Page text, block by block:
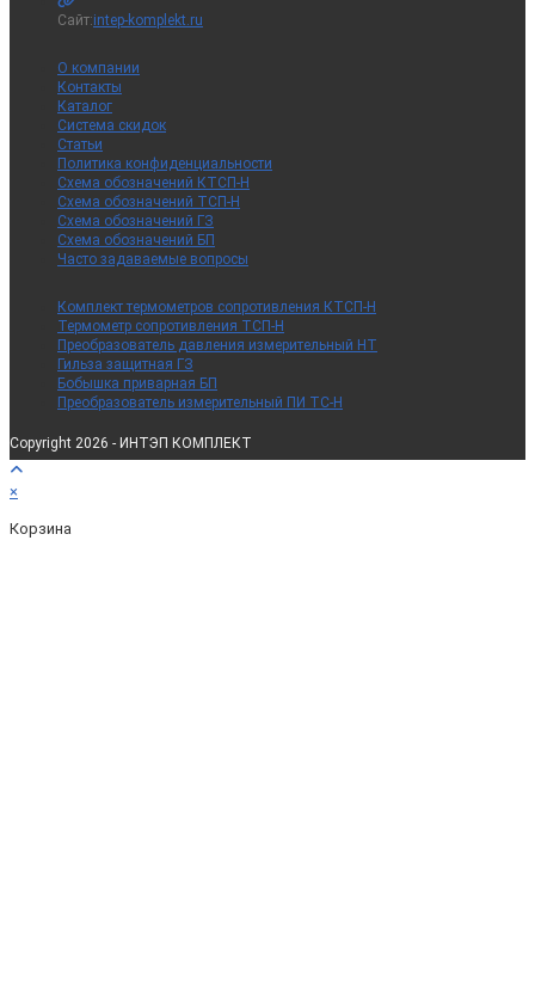
Сайт:intep-komplekt.ru
О компании
Контакты
Каталог
Система скидок
Статьи
Политика конфиденциальности
Схема обозначений КТСП-Н
Схема обозначений ТСП-Н
Схема обозначений ГЗ
Схема обозначений БП
Часто задаваемые вопросы
Комплект термометров сопротивления КТСП-Н
Термометр сопротивления ТСП-Н
Преобразователь давления измерительный НТ
Гильза защитная ГЗ
Бобышка приварная БП
Преобразователь измерительный ПИ ТС-Н
Copyright 2026 - ИНТЭП КОМПЛЕКТ
×
Корзина